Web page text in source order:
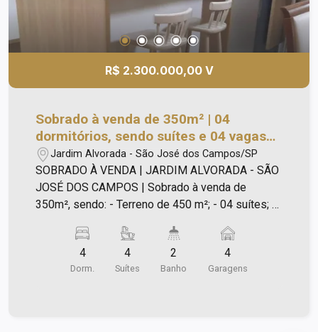
R$ 2.300.000,00 V
Sobrado à venda de 350m² | 04
dormitórios, sendo suítes e 04 vagas
de garagem | Jardim Alvorada | São
José dos Campos |
Jardim Alvorada - São José dos Campos/SP
SOBRADO À VENDA | JARDIM ALVORADA - SÃO
JOSÉ DOS CAMPOS | Sobrado à venda de
350m², sendo: - Terreno de 450 m²; - 04 suítes; -
Cozinha integrada com sala de jantar; - Hall entre
os quartos; - Lavabo; - Piscina com deck; -
Churrasqueira; - Escritório; - Sala de ginástica; -
4
Dorm.
4
Suítes
2
Banho
4
Garagens